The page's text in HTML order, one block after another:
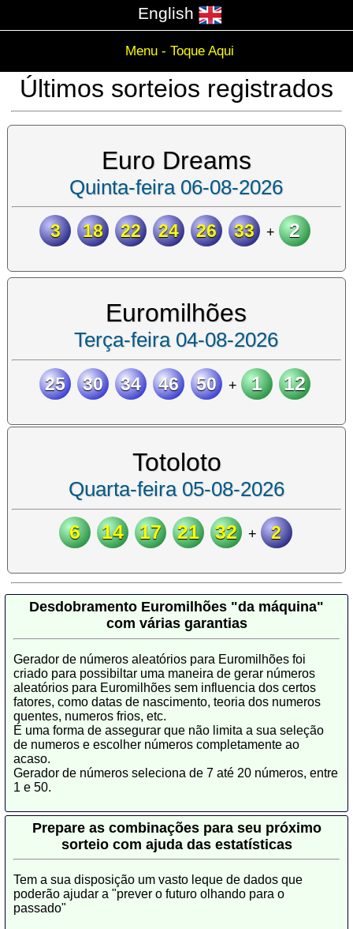
English
Menu - Toque Aqui
Últimos sorteios registrados
Euro Dreams
Quinta-feira 06-08-2026
3 18 22 24 26 33 + 2
Euromilhões
Terça-feira 04-08-2026
25 30 34 46 50 + 1 12
Totoloto
Quarta-feira 05-08-2026
6 14 17 21 32 + 2
Desdobramento Euromilhões "da máquina"
com várias garantias
Gerador de números aleatórios para Euromilhões foi
criado para possibiltar uma maneira de gerar números
aleatórios para Euromilhões sem influencia dos certos
fatores, como datas de nascimento, teoria dos numeros
quentes, numeros frios, etc.
É uma forma de assegurar que não limita a sua seleção
de numeros e escolher números completamente ao
acaso.
Gerador de números seleciona de 7 até 20 números, entre
1 e 50.
Prepare as combinações para seu próximo
sorteio com ajuda das estatísticas
Tem a sua disposição um vasto leque de dados que
poderão ajudar a "prever o futuro olhando para o
passado"